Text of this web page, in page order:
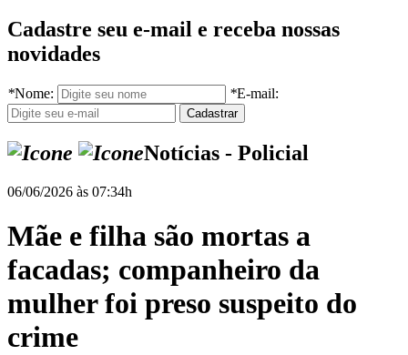
Cadastre seu e-mail e receba nossas
novidades
*Nome: *E-mail:
Notícias - Policial
06/06/2026 às 07:34h
Mãe e filha são mortas a
facadas; companheiro da
mulher foi preso suspeito do
crime